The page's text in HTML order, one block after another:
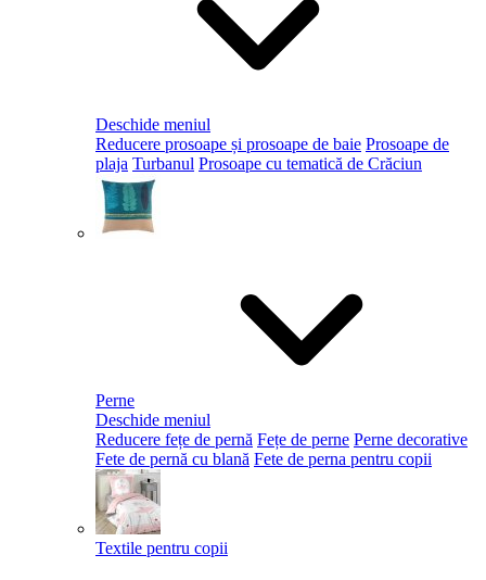
Deschide meniul
Reducere prosoape și prosoape de baie Prosoape de
plaja Turbanul Prosoape cu tematică de Crăciun
Perne
Deschide meniul
Reducere fețe de pernă Fețe de perne Perne decorative
Fete de pernă cu blană Fete de perna pentru copii
Textile pentru copii